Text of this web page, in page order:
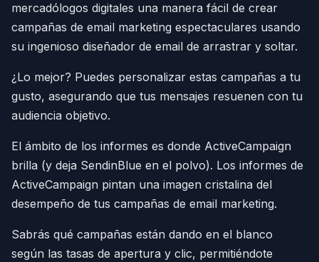
mercadólogos digitales una manera fácil de crear
campañas de email marketing espectaculares usando
su ingenioso diseñador de email de arrastrar y soltar.
¿Lo mejor? Puedes personalizar estas campañas a tu
gusto, asegurando que tus mensajes resuenen con tu
audiencia objetivo.
El ámbito de los informes es donde ActiveCampaign
brilla (y deja SendinBlue en el polvo). Los informes de
ActiveCampaign pintan una imagen cristalina del
desempeño de tus campañas de email marketing.
Sabrás qué campañas están dando en el blanco
según las tasas de apertura y clic, permitiéndote